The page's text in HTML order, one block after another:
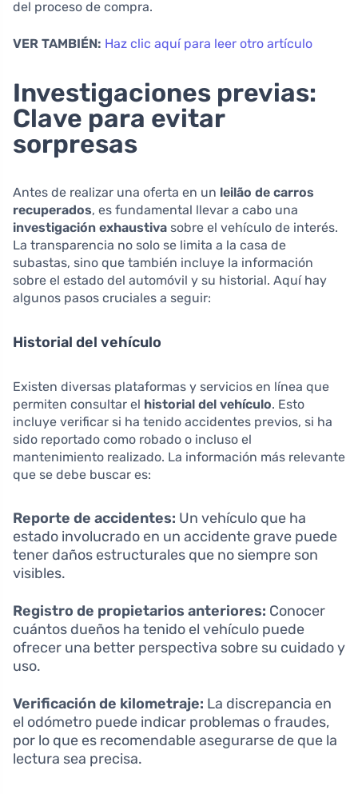
del proceso de compra.
VER TAMBIÉN: Haz clic aquí para leer otro artículo
Investigaciones previas:
Clave para evitar
sorpresas
Antes de realizar una oferta en un leilão de carros
recuperados, es fundamental llevar a cabo una
investigación exhaustiva sobre el vehículo de interés.
La transparencia no solo se limita a la casa de
subastas, sino que también incluye la información
sobre el estado del automóvil y su historial. Aquí hay
algunos pasos cruciales a seguir:
Historial del vehículo
Existen diversas plataformas y servicios en línea que
permiten consultar el historial del vehículo. Esto
incluye verificar si ha tenido accidentes previos, si ha
sido reportado como robado o incluso el
mantenimiento realizado. La información más relevante
que se debe buscar es:
Reporte de accidentes: Un vehículo que ha
estado involucrado en un accidente grave puede
tener daños estructurales que no siempre son
visibles.
Registro de propietarios anteriores: Conocer
cuántos dueños ha tenido el vehículo puede
ofrecer una better perspectiva sobre su cuidado y
uso.
Verificación de kilometraje: La discrepancia en
el odómetro puede indicar problemas o fraudes,
por lo que es recomendable asegurarse de que la
lectura sea precisa.